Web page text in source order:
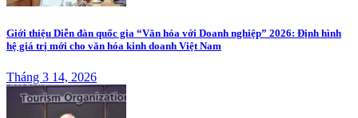
Giới thiệu Diễn đàn quốc gia “Văn hóa với Doanh nghiệp” 2026: Định hình
hệ giá trị mới cho văn hóa kinh doanh Việt Nam
Tháng 3 14, 2026